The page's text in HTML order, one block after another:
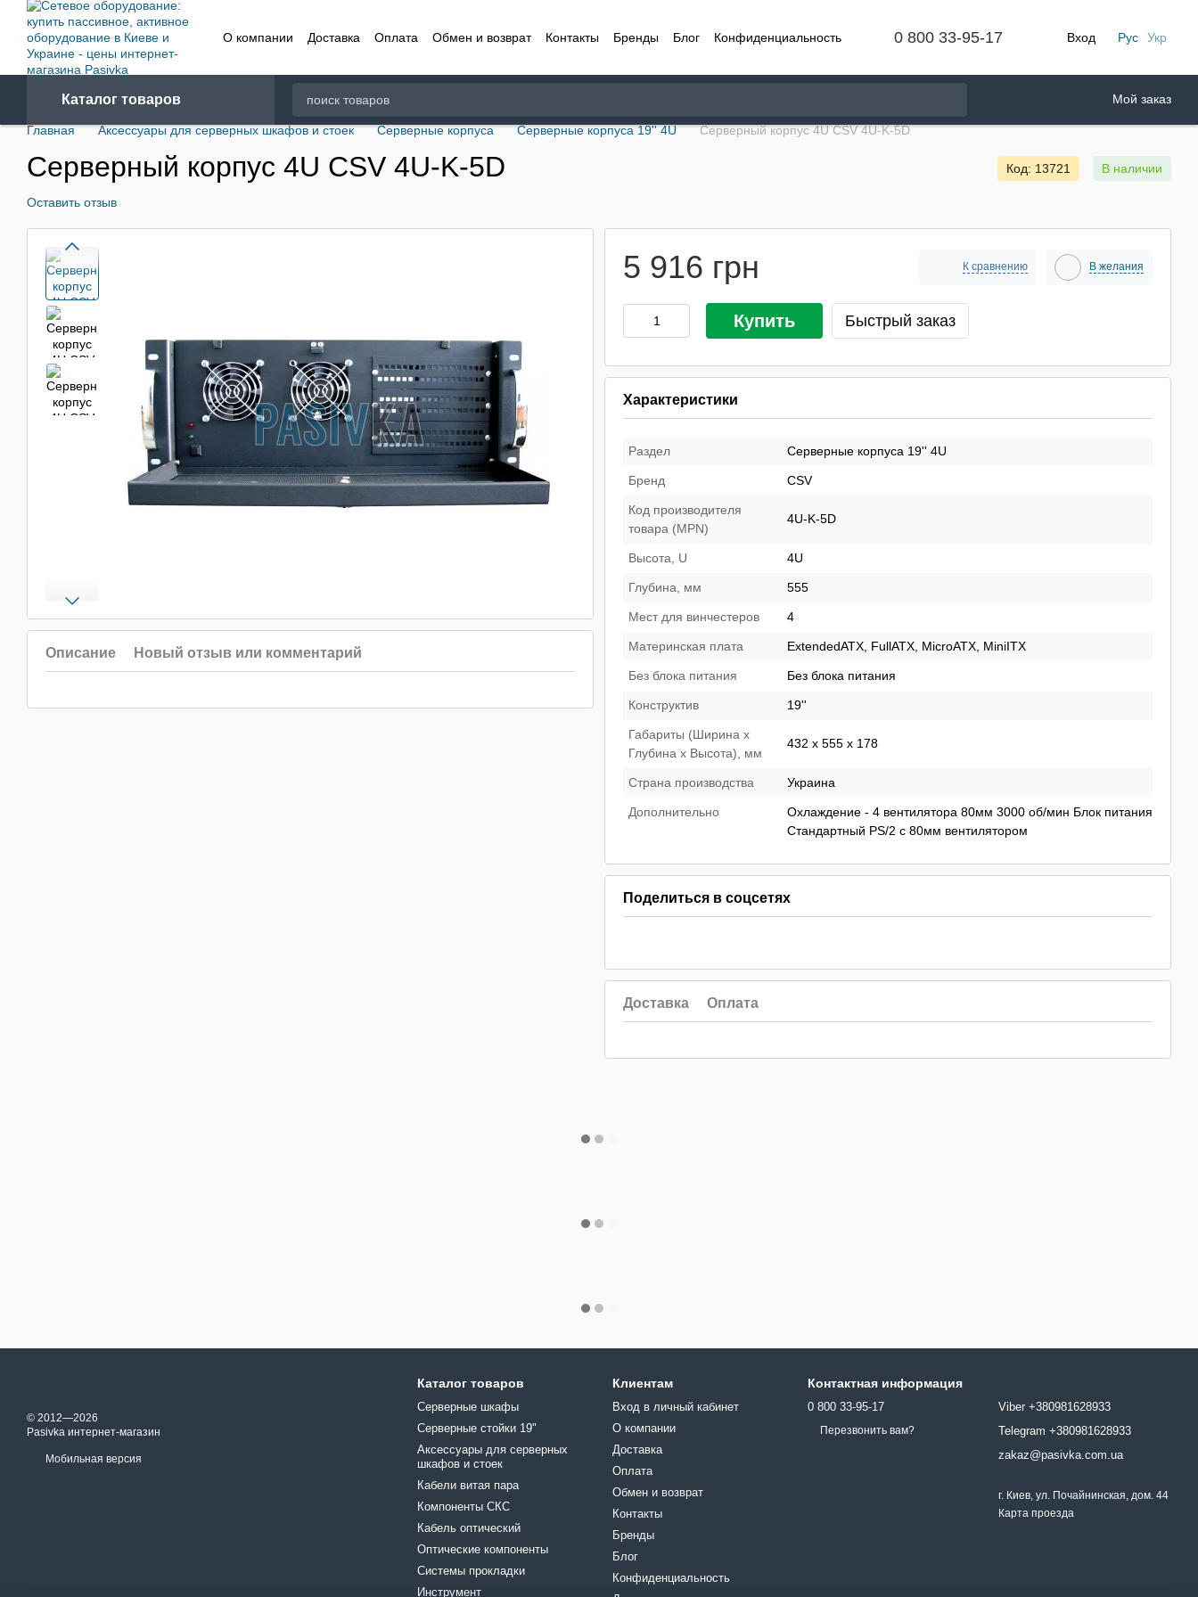
Перейти к основному контенту
О компании
Доставка Оплата Обмен и возврат Контакты Бренды Блог
Конфиденциальность
0 800 33-95-17 Вход Рус Укр
Каталог товаров Мой заказ
Главная Аксессуары для серверных шкафов и стоек Серверные корпуса Серверные корпуса 19'' 4U Серверный корпус 4U CSV 4U-K-5D
Серверный корпус 4U CSV 4U-K-5D
Оставить отзыв
В наличии
Код: 13721
Описание Новый отзыв или комментарий
5 916 грн К сравнению В желания
Купить Быстрый заказ
Характеристики
Раздел Серверные корпуса 19'' 4U
Бренд CSV
Код производителя
товара (MPN)
4U-K-5D
Высота, U 4U
Глубина, мм 555
Мест для винчестеров 4
Материнская плата ExtendedATX, FullATX, MicroATX, MiniITX
Без блока питания Без блока питания
Конструктив 19''
Габариты (Ширина х
Глубина х Высота), мм
432 x 555 x 178
Страна производства Украина
Дополнительно
Охлаждение - 4 вентилятора 80мм 3000 об/мин Блок питания
Стандартный PS/2 с 80мм вентилятором
Поделиться в соцсетях
Доставка Оплата
© 2012—2026
Pasivka интернет-магазин
Мобильная версия
Каталог товаров
Серверные шкафы
Серверные стойки 19"
Аксессуары для серверных
шкафов и стоек
Кабели витая пара
Компоненты СКС
Кабель оптический
Оптические компоненты
Системы прокладки
Инструмент
Клиентам
Вход в личный кабинет
О компании
Доставка
Оплата
Обмен и возврат
Контакты
Бренды
Блог
Конфиденциальность
Контактная информация
0 800 33-95-17
Перезвонить вам?
Viber +380981628933
Telegram +380981628933
zakaz@pasivka.com.ua
г. Киев, ул. Почайнинская, дом. 44
Карта проезда